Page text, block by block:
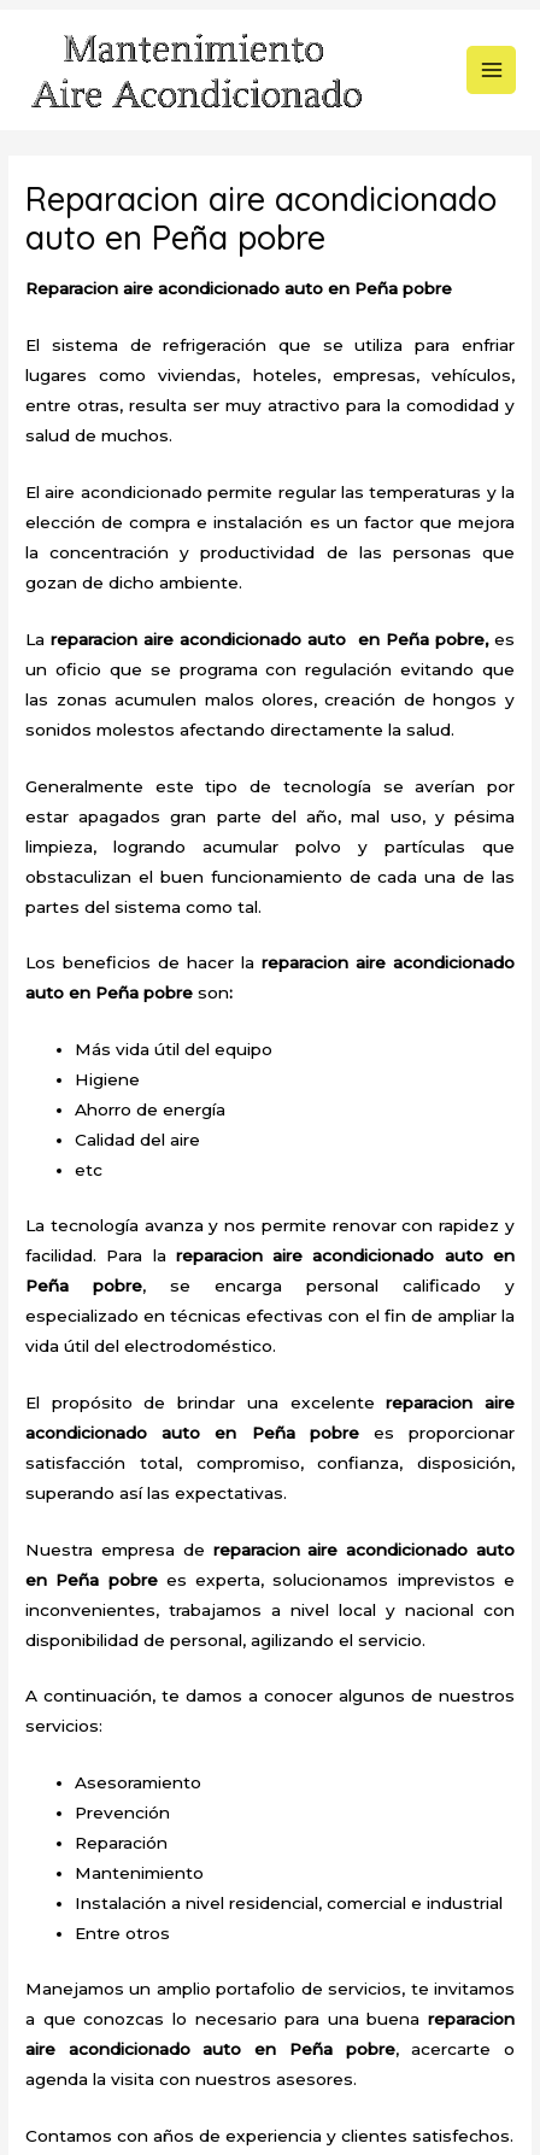
contenido
Reparacion aire acondicionado
auto en Peña pobre
Reparacion aire acondicionado auto en Peña pobre
El sistema de refrigeración que se utiliza para enfriar
lugares como viviendas, hoteles, empresas, vehículos,
entre otras, resulta ser muy atractivo para la comodidad y
salud de muchos.
El aire acondicionado permite regular las temperaturas y la
elección de compra e instalación es un factor que mejora
la concentración y productividad de las personas que
gozan de dicho ambiente.
Lareparacion aire acondicionado auto en Peña pobre,es
un oficio que se programa con regulación evitando que
las zonas acumulen malos olores, creación de hongos y
sonidos molestos afectando directamente la salud.
Generalmente este tipo de tecnología se averían por
estar apagados gran parte del año, mal uso, y pésima
limpieza, logrando acumular polvo y partículas que
obstaculizan el buen funcionamiento de cada una de las
partes del sistema como tal.
Los beneficios de hacer la reparacion aire acondicionado
auto en Peña pobreson:
Más vida útil del equipo
Higiene
Ahorro de energía
Calidad del aire
etc
La tecnología avanza y nos permite renovar con rapidez y
facilidad. Para la reparacion aire acondicionado auto en
Peña pobre, se encarga personal calificado y
especializado en técnicas efectivas con el fin de ampliar la
vida útil del electrodoméstico.
El propósito de brindar una excelentereparacion aire
acondicionado auto en Peña pobrees proporcionar
satisfacción total, compromiso, confianza, disposición,
superando así las expectativas.
Nuestra empresa de reparacion aire acondicionado auto
en Peña pobrees experta, solucionamos imprevistos e
inconvenientes, trabajamos a nivel local y nacional con
disponibilidad de personal, agilizando el servicio.
A continuación, te damos a conocer algunos de nuestros
servicios:
Asesoramiento
Prevención
Reparación
Mantenimiento
Instalación a nivel residencial, comercial e industrial
Entre otros
Manejamos un amplio portafolio de servicios, te invitamos
a que conozcas lo necesario para una buena reparacion
aire acondicionado auto en Peña pobre, acercarte o
agenda la visita con nuestros asesores.
Contamos con años de experiencia y clientes satisfechos.